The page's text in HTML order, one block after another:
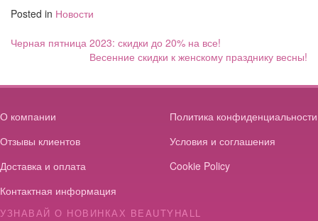
Posted in Новости
Навигация
Черная пятница 2023: скидки до 20% на все!
Весенние скидки к женскому празднику весны!
О компании
Отзывы клиентов
Доставка и оплата
Контактная информация
Политика конфиденциальности
Условия и соглашения
Cookie Policy
УЗНАВАЙ О НОВИНКАХ BEAUTYHALL